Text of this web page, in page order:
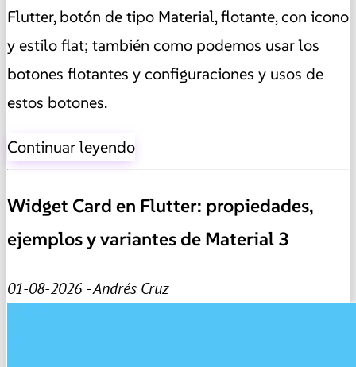
Flutter, botón de tipo Material, flotante, con icono
y estilo flat; también como podemos usar los
botones flotantes y configuraciones y usos de
estos botones.
Continuar leyendo
Widget Card en Flutter: propiedades,
ejemplos y variantes de Material 3
01-08-2026 - Andrés Cruz